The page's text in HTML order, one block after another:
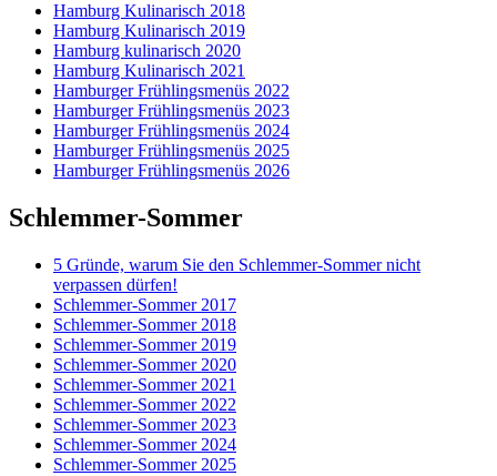
Hamburg Kulinarisch 2018
Hamburg Kulinarisch 2019
Hamburg kulinarisch 2020
Hamburg Kulinarisch 2021
Hamburger Frühlingsmenüs 2022
Hamburger Frühlingsmenüs 2023
Hamburger Frühlingsmenüs 2024
Hamburger Frühlingsmenüs 2025
Hamburger Frühlingsmenüs 2026
Schlemmer-Sommer
5 Gründe, warum Sie den Schlemmer-Sommer nicht
verpassen dürfen!
Schlemmer-Sommer 2017
Schlemmer-Sommer 2018
Schlemmer-Sommer 2019
Schlemmer-Sommer 2020
Schlemmer-Sommer 2021
Schlemmer-Sommer 2022
Schlemmer-Sommer 2023
Schlemmer-Sommer 2024
Schlemmer-Sommer 2025